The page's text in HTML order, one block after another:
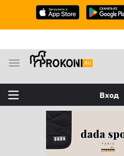
М
н
ю
Вход